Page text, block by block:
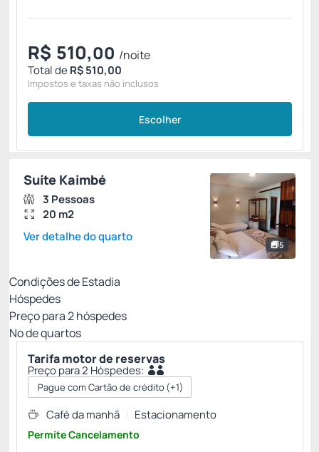
R$ 510,00 /noite
Total deR$ 510,00
Impostos e taxas não inclusos
Escolher
5
Suíte Kaimbé
3 Pessoas
20 m2
Ver detalhe do quarto
Condições de Estadia
Hóspedes
Preço para2hóspedes
Nº de quartos
Tarifa motor de reservas
Preço para 2 Hóspedes:
Pague com Cartão de crédito(+1)
Café da manhã Estacionamento
Permite Cancelamento